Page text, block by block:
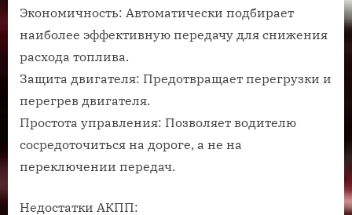
Экономичность: Автоматически подбирает
наиболее эффективную передачу для снижения
расхода топлива.
Защита двигателя: Предотвращает перегрузки и
перегрев двигателя.
Простота управления: Позволяет водителю
сосредоточиться на дороге, а не на
переключении передач.
Недостатки АКПП: